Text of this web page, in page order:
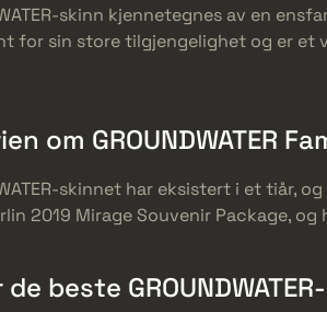
skinn kjennetegnes av en
for sin store tilgjengelighet og er et
om GROUNDWATER
skinnet har eksistert i et tiår,
2019 Mirage Souvenir Package,
de beste